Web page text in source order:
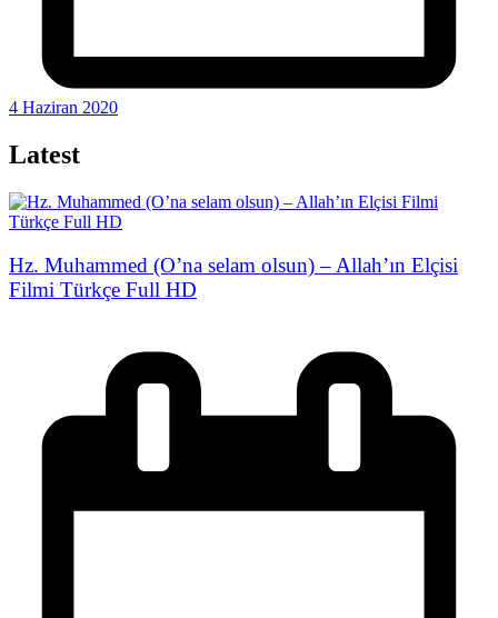
4 Haziran 2020
Latest
Hz. Muhammed (O’na selam olsun) – Allah’ın Elçisi
Filmi Türkçe Full HD